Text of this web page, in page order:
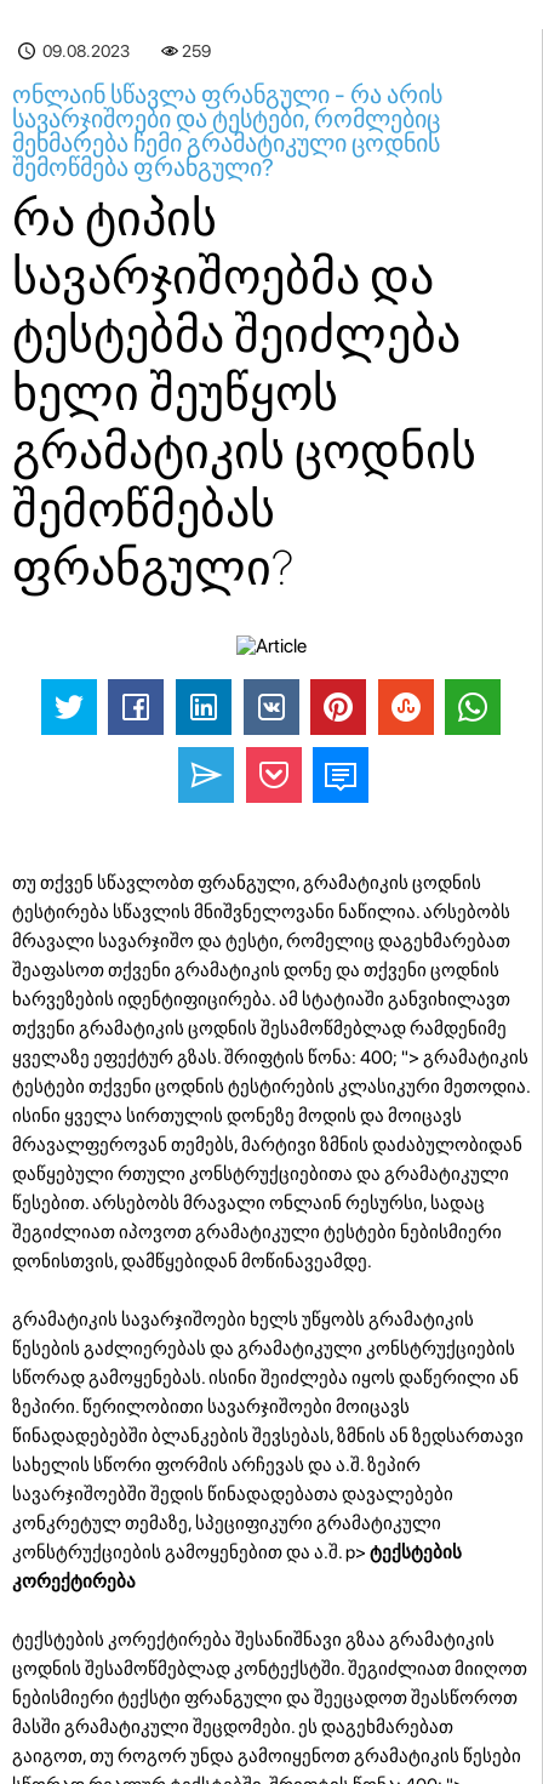
09.08.2023 259
ონლაინ სწავლა ფრანგული - რა არის
სავარჯიშოები და ტესტები, რომლებიც
მეხმარება ჩემი გრამატიკული ცოდნის
შემოწმება ფრანგული?
რა ტიპის
სავარჯიშოებმა და
ტესტებმა შეიძლება
ხელი შეუწყოს
გრამატიკის ცოდნის
შემოწმებას
ფრანგული?
თუ თქვენ სწავლობთ ფრანგული, გრამატიკის ცოდნის
ტესტირება სწავლის მნიშვნელოვანი ნაწილია. არსებობს
მრავალი სავარჯიშო და ტესტი, რომელიც დაგეხმარებათ
შეაფასოთ თქვენი გრამატიკის დონე და თქვენი ცოდნის
ხარვეზების იდენტიფიცირება. ამ სტატიაში განვიხილავთ
თქვენი გრამატიკის ცოდნის შესამოწმებლად რამდენიმე
ყველაზე ეფექტურ გზას. შრიფტის წონა: 400; "> გრამატიკის
ტესტები თქვენი ცოდნის ტესტირების კლასიკური მეთოდია.
ისინი ყველა სირთულის დონეზე მოდის და მოიცავს
მრავალფეროვან თემებს, მარტივი ზმნის დაძაბულობიდან
დაწყებული რთული კონსტრუქციებითა და გრამატიკული
წესებით. არსებობს მრავალი ონლაინ რესურსი, სადაც
შეგიძლიათ იპოვოთ გრამატიკული ტესტები ნებისმიერი
დონისთვის, დამწყებიდან მოწინავეამდე.
გრამატიკის სავარჯიშოები ხელს უწყობს გრამატიკის
წესების გაძლიერებას და გრამატიკული კონსტრუქციების
სწორად გამოყენებას. ისინი შეიძლება იყოს დაწერილი ან
ზეპირი. წერილობითი სავარჯიშოები მოიცავს
წინადადებებში ბლანკების შევსებას, ზმნის ან ზედსართავი
სახელის სწორი ფორმის არჩევას და ა.შ. ზეპირ
სავარჯიშოებში შედის წინადადებათა დავალებები
კონკრეტულ თემაზე, სპეციფიკური გრამატიკული
კონსტრუქციების გამოყენებით და ა.შ. p> ტექსტების
კორექტირება
ტექსტების კორექტირება შესანიშნავი გზაა გრამატიკის
ცოდნის შესამოწმებლად კონტექსტში. შეგიძლიათ მიიღოთ
ნებისმიერი ტექსტი ფრანგული და შეეცადოთ შეასწოროთ
მასში გრამატიკული შეცდომები. ეს დაგეხმარებათ
გაიგოთ, თუ როგორ უნდა გამოიყენოთ გრამატიკის წესები